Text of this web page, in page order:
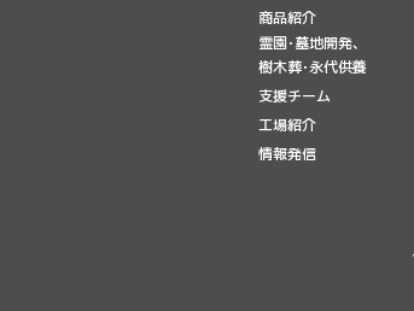
商品紹介
霊園･墓地開発、
樹木葬･永代供養
支援チーム
工場紹介
情報発信